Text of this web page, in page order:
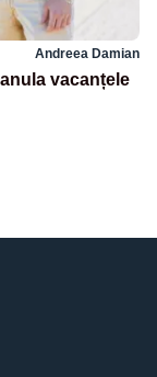
Andreea Damian
vacanțele